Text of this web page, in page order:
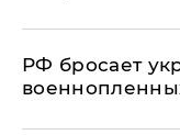
РФ бросает